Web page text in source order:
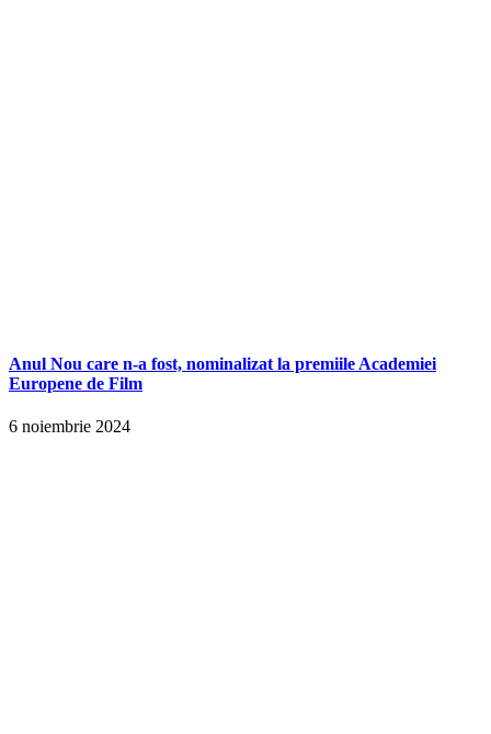
Anul Nou care n-a fost, nominalizat la premiile Academiei
Europene de Film
6 noiembrie 2024